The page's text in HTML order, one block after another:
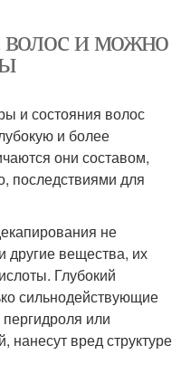
и можно
и состояния волос
и более
они составом,
последствиями для
не
другие вещества, их
Глубокий
сильнодействующие
или
нанесут вред структуре